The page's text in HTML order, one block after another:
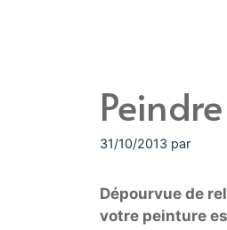
31/10/2013 par
Dépourvue de
votre peinture